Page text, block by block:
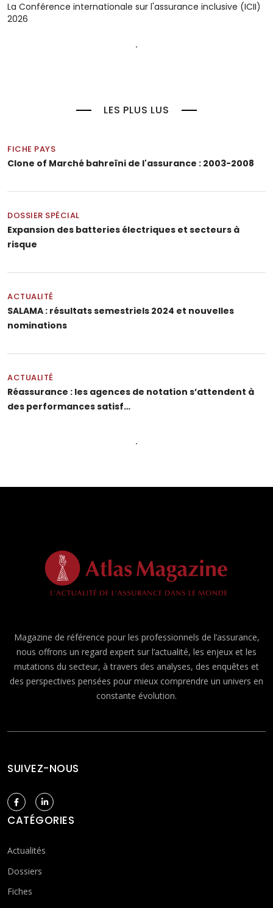
La Conférence internationale sur l'assurance inclusive (ICII)
2026
LES PLUS LUS
FICHE PAYS
Clone of Marché bahreïni de l'assurance : 2003-2008
DOSSIER SPÉCIAL
Expansion des batteries électriques et secteurs à
risque
ACTUALITÉ
SALAMA : résultats semestriels 2024 et nouvelles
nominations
ACTUALITÉ
Réassurance : les agences de notation s’attendent à
des performances satisf…
Magazine de référence pour les professionnels de l’assurance,
nous offrons un regard expert sur l’actualité, les enjeux et les
mutations du secteur, à travers des analyses, des enquêtes et
des perspectives pensées pour mieux comprendre un univers en
constante évolution.
SUIVEZ-NOUS
CATÉGORIES
Actualités
Dossiers
Fiches